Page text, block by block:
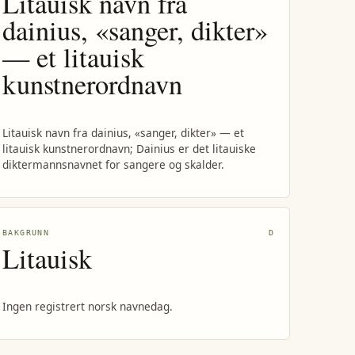
dainius, «sanger, dikter»
— et litauisk
kunstnerordnavn
Litauisk navn fra dainius, «sanger, dikter» — et
litauisk kunstnerordnavn; Dainius er det litauiske
diktermannsnavnet for sangere og skalder.
BAKGRUNN D
Litauisk
Ingen registrert norsk navnedag.